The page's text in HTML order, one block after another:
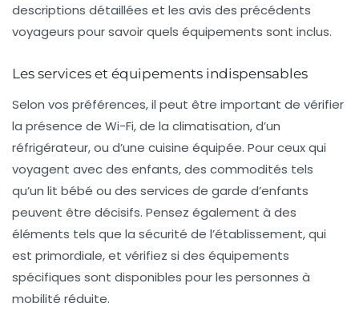
descriptions détaillées et les avis des précédents
voyageurs pour savoir quels équipements sont inclus.
Les services et équipements indispensables
Selon vos préférences, il peut être important de vérifier
la présence de Wi-Fi, de la climatisation, d’un
réfrigérateur, ou d’une cuisine équipée. Pour ceux qui
voyagent avec des enfants, des commodités tels
qu’un lit bébé ou des services de garde d’enfants
peuvent être décisifs. Pensez également à des
éléments tels que la sécurité de l’établissement, qui
est primordiale, et vérifiez si des équipements
spécifiques sont disponibles pour les personnes à
mobilité réduite.